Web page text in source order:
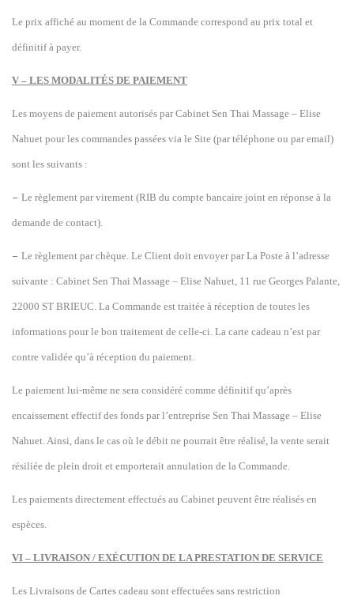
Le prix affiché au moment de la Commande correspond au prix total et
définitif à payer.
V – LES MODALITÉS DE PAIEMENT
Les moyens de paiement autorisés par Cabinet Sen Thai Massage – Elise
Nahuet pour les commandes passées via le Site (par téléphone ou par email)
sont les suivants :
– Le règlement par virement (RIB du compte bancaire joint en réponse à la
demande de contact).
– Le règlement par chèque. Le Client doit envoyer par La Poste à l’adresse
suivante : Cabinet Sen Thai Massage – Elise Nahuet, 11 rue Georges Palante,
22000 ST BRIEUC. La Commande est traitée à réception de toutes les
informations pour le bon traitement de celle-ci. La carte cadeau n’est par
contre validée qu’à réception du paiement.
Le paiement lui-même ne sera considéré comme définitif qu’après
encaissement effectif des fonds par l’entreprise Sen Thai Massage – Elise
Nahuet. Ainsi, dans le cas où le débit ne pourrait être réalisé, la vente serait
résiliée de plein droit et emporterait annulation de la Commande.
Les paiements directement effectués au Cabinet peuvent être réalisés en
espèces.
VI – LIVRAISON / EXÉCUTION DE LA PRESTATION DE SERVICE
Les Livraisons de Cartes cadeau sont effectuées sans restriction